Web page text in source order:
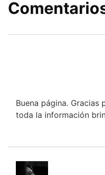
Buena página. Gracias
toda la información